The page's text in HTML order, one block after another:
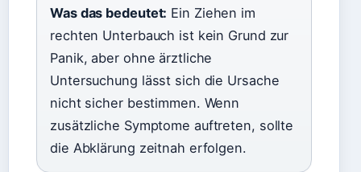
Was das bedeutet: Ein Ziehen im
rechten Unterbauch ist kein Grund zur
Panik, aber ohne ärztliche
Untersuchung lässt sich die Ursache
nicht sicher bestimmen. Wenn
zusätzliche Symptome auftreten, sollte
die Abklärung zeitnah erfolgen.